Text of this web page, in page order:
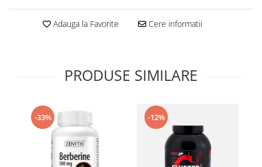
Tincturi si Gemoderivate
Adauga la Favorite Cere informatii
PRODUSE SIMILARE
-33% -12%